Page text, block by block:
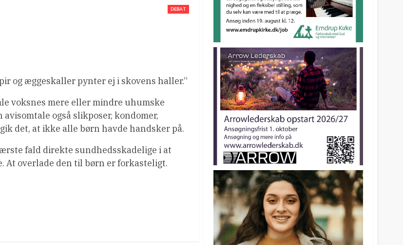
DEBAT
og æggeskaller pynter ej i skovens haller.”
voksnes mere eller mindre uhumske
også slikposer, kondomer,
det, at ikke alle børn havde handsker på.
fald direkte sundhedsskadelige i at
At overlade den til børn er forkasteligt.